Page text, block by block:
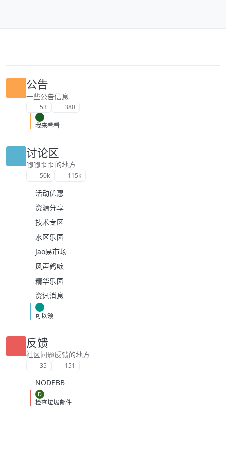
公告
一些公告信息
53 380
L
我来看看
讨论区
唧唧歪歪的地方
50k 115k
活动优惠
资源分享
技术专区
水区乐园
Jao易市场
风声鹤唳
精华乐园
资讯消息
L
可以领
反馈
社区问题反馈的地方
35 151
NODEBB
D
检查垃圾邮件